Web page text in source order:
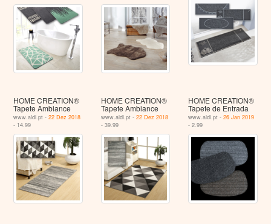
HOME CREATION®
Tapete Ambiance
www.aldi.pt -22 Dez 2018
- 14.99
HOME CREATION®
Tapete Ambiance
www.aldi.pt - 22 Dez 2018
- 39.99
HOME CREATION®
Tapete de Entrada
www.aldi.pt -26 Jan 2019
- 2.99